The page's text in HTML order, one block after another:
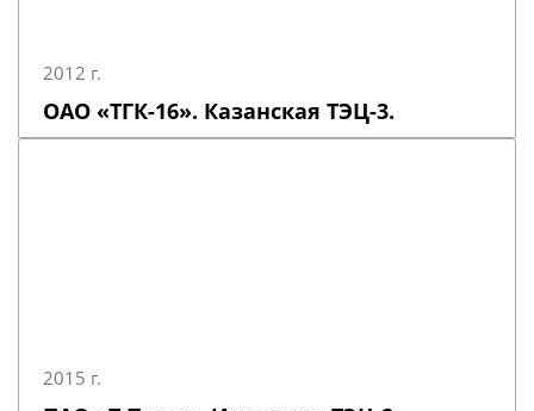
2012 г.
ОАО «ТГК-16». Казанская ТЭЦ-3.
2015 г.